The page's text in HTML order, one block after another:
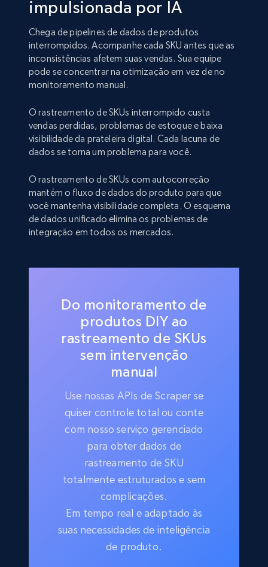
impulsionada por IA
Chega de pipelines de dados de produtos
interrompidos. Acompanhe cada SKU antes que as
inconsistências afetem suas vendas. Sua equipe
pode se concentrar na otimização em vez de no
monitoramento manual.
O rastreamento de SKUs interrompido custa
vendas perdidas, problemas de estoque e baixa
visibilidade da prateleira digital. Cada lacuna de
dados se torna um problema para você.
O rastreamento de SKUs com autocorreção
mantém o fluxo de dados do produto para que
você mantenha visibilidade completa. O esquema
de dados unificado elimina os problemas de
integração em todos os mercados.
Do monitoramento de
produtos DIY ao
rastreamento de SKUs
sem intervenção
manual
Use nossas APIs de Scraper se
quiser controle total ou conte
com nosso serviço gerenciado
para obter dados de
rastreamento de SKU
totalmente estruturados e sem
complicações.
Em tempo real e adaptado às
suas necessidades de inteligência
de produto.